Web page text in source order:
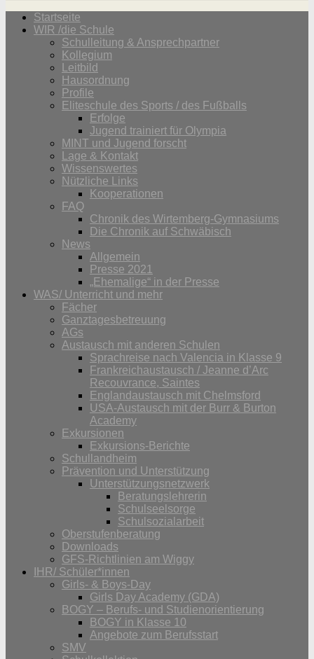
Startseite
WIR /die Schule
Schulleitung & Ansprechpartner
Kollegium
Leitbild
Hausordnung
Profile
Eliteschule des Sports / des Fußballs
Erfolge
Jugend trainiert für Olympia
MINT und Jugend forscht
Lage & Kontakt
Wissenswertes
Nützliche Links
Kooperationen
FAQ
Chronik des Wirtemberg-Gymnasiums
Die Chronik auf Schwäbisch
News
Allgemein
Presse 2021
„Ehemalige“ in der Presse
WAS/ Unterricht und mehr
Fächer
Ganztagesbetreuung
AGs
Austausch mit anderen Schulen
Sprachreise nach Valencia in Klasse 9
Frankreichaustausch / Jeanne d’Arc
Recouvrance, Saintes
Englandaustausch mit Chelmsford
USA-Austausch mit der Burr & Burton
Academy
Exkursionen
Exkursions-Berichte
Schullandheim
Prävention und Unterstützung
Unterstützungsnetzwerk
Beratungslehrerin
Schulseelsorge
Schulsozialarbeit
Oberstufenberatung
Downloads
GFS-Richtlinien am Wiggy
IHR/ Schüler*innen
Girls- & Boys-Day
Girls Day Academy (GDA)
BOGY – Berufs- und Studienorientierung
BOGY in Klasse 10
Angebote zum Berufsstart
SMV